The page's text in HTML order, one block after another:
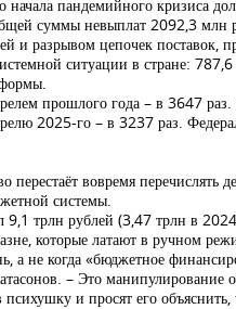
пандемийного кризиса
суммы невыплат 2092,3 млн
и разрывом цепочек поставок,
ситуации в стране:
прошлого года – в 3647
2025-го – в 3237 раз.
перестаёт вовремя
системы.
трлн рублей (3,47 трлн в
которые латают в ручном
а не когда «бюджетное
– Это
и просят его